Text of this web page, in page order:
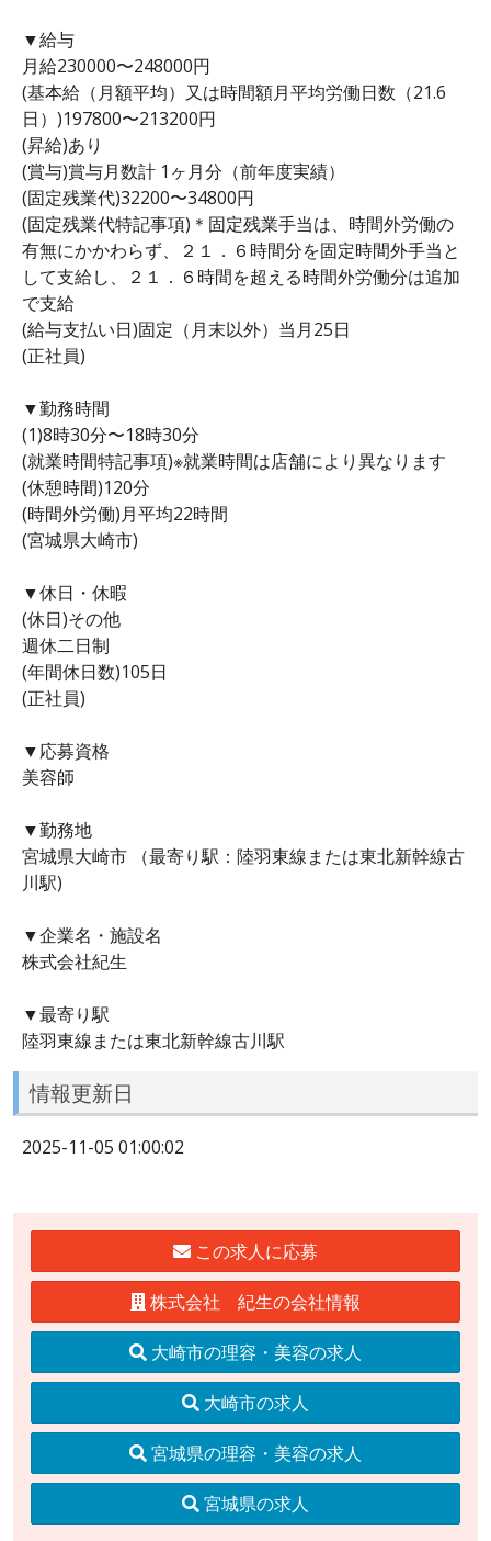
▼給与
月給230000〜248000円
(基本給（月額平均）又は時間額月平均労働日数（21.6
日）)197800〜213200円
(昇給)あり
(賞与)賞与月数計 1ヶ月分（前年度実績）
(固定残業代)32200〜34800円
(固定残業代特記事項)＊固定残業手当は、時間外労働の
有無にかかわらず、２１．６時間分を固定時間外手当と
して支給し、２１．６時間を超える時間外労働分は追加
で支給
(給与支払い日)固定（月末以外）当月25日
(正社員)
▼勤務時間
(1)8時30分〜18時30分
(就業時間特記事項)※就業時間は店舗により異なります
(休憩時間)120分
(時間外労働)月平均22時間
(宮城県大崎市)
▼休日・休暇
(休日)その他
週休二日制
(年間休日数)105日
(正社員)
▼応募資格
美容師
▼勤務地
宮城県大崎市 （最寄り駅：陸羽東線または東北新幹線古
川駅)
▼企業名・施設名
株式会社紀生
▼最寄り駅
陸羽東線または東北新幹線古川駅
情報更新日
2025-11-05 01:00:02
この求人に応募
株式会社 紀生の会社情報
大崎市の理容・美容の求人
大崎市の求人
宮城県の理容・美容の求人
宮城県の求人